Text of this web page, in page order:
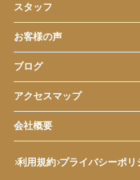
スタッフ
お客様の声
ブログ
アクセスマップ
会社概要
利用規約 プライバシーポリ